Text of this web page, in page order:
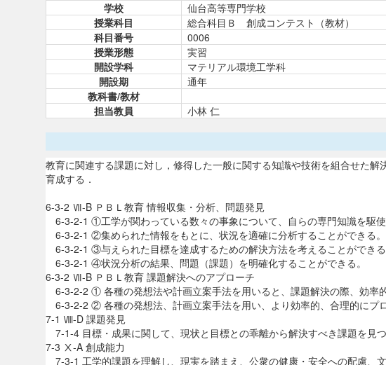
学校 仙台高等専門学校
授業科目
総合科目Ｂ 創成コンテスト（教材）
科目番号
0006
授業形態
実習
開設学科
マテリアル環境工学科
開設期
通年
教科書/教材
担当教員
小林 仁
教育に関連する課題に対し，修得した一般に関する知識や技術を組合せた
育成する．
6-3-2 Ⅶ-B ＰＢＬ教育 情報収集・分析、問題発見
6-3-2-1 ①工学が関わっている数々の事象について、自らの専門知識を駆使
6-3-2-1 ②集められた情報をもとに、状況を適確に分析することができる。
6-3-2-1 ③与えられた目標を達成するための解決方法を考えることができる
6-3-2-1 ④状況分析の結果、問題（課題）を明確化することができる。
6-3-2 Ⅶ-B ＰＢＬ教育 課題解決へのアプローチ
6-3-2-2 ① 各種の発想法や計画立案手法を用いると、課題解決の際、効率
6-3-2-2 ② 各種の発想法、計画立案手法を用い、より効率的、合理的にプ
7-1 Ⅷ-D 課題発見
7-1-4 目標・成果に関して、現状と目標との乖離から解決すべき課題を見
7-3 Ⅹ-A 創成能力
7-3-1 工学的課題を理解し、現実を踏まえ、公衆の健康・安全への配慮、